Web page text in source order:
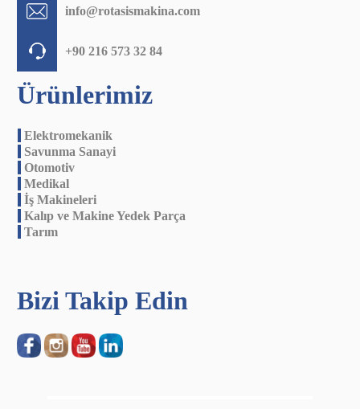
info@rotasismakina.com
+90 216 573 32 84
Ürünlerimiz
Elektromekanik
Savunma Sanayi
Otomotiv
Medikal
İş Makineleri
Kalıp ve Makine Yedek Parça
Tarım
Bizi Takip Edin